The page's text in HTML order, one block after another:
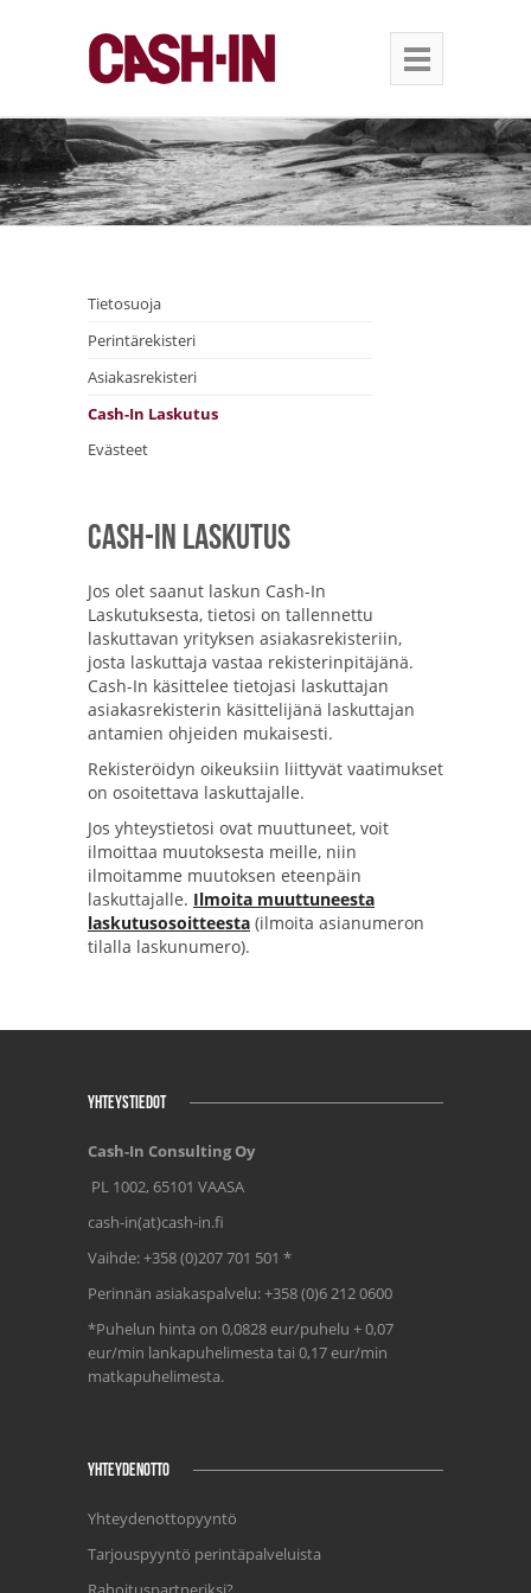
Tietosuoja
Perintärekisteri
Asiakasrekisteri
Cash-In Laskutus
Evästeet
Cash-In Laskutus
Jos olet saanut laskun Cash-In
Laskutuksesta, tietosi on tallennettu
laskuttavan yrityksen asiakasrekisteriin,
josta laskuttaja vastaa rekisterinpitäjänä.
Cash-In käsittelee tietojasi laskuttajan
asiakasrekisterin käsittelijänä laskuttajan
antamien ohjeiden mukaisesti.
Rekisteröidyn oikeuksiin liittyvät vaatimukset
on osoitettava laskuttajalle.
Jos yhteystietosi ovat muuttuneet, voit
ilmoittaa muutoksesta meille, niin
ilmoitamme muutoksen eteenpäin
laskuttajalle. Ilmoita muuttuneesta
laskutusosoitteesta (ilmoita asianumeron
tilalla laskunumero).
YHTEYSTIEDOT
Cash-In Consulting Oy
PL 1002, 65101 VAASA
cash-in(at)cash-in.fi
Vaihde: +358 (0)207 701 501 *
Perinnän asiakaspalvelu: +358 (0)6 212 0600
*Puhelun hinta on 0,0828 eur/puhelu + 0,07
eur/min lankapuhelimesta tai 0,17 eur/min
matkapuhelimesta.
YHTEYDENOTTO
Yhteydenottopyyntö
Tarjouspyyntö perintäpalveluista